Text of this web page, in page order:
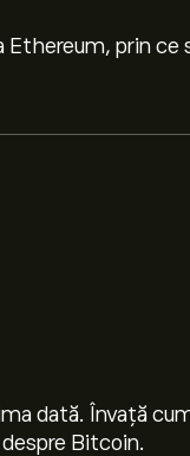
prin ce
dată. Învață
Bitcoin.